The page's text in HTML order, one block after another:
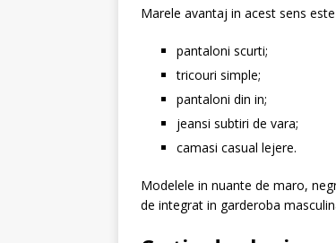
Marele avantaj in acest sens
pantaloni scurti;
tricouri simple;
pantaloni din in;
jeansi subtiri de vara;
camasi casual lejere.
Modelele in nuante de maro,
de integrat in garderoba